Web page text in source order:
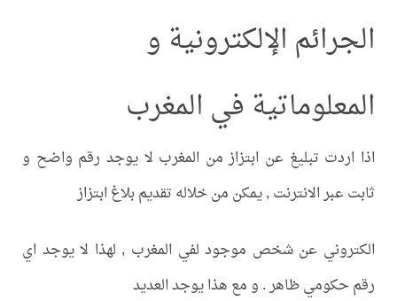
الجرائم الإلكترونية و
المعلوماتية في المغرب
اذا اردت تبليغ عن ابتزاز من المغرب لا يوجد رقم واضح و
ثابت عبر الانترنت , يمكن من خلاله تقديم بلاغ ابتزاز
الكتروني عن شخص موجود لفي المغرب , لهذا لا يوجد اي
رقم حكومي ظاهر . و مع هذا يوجد العديد